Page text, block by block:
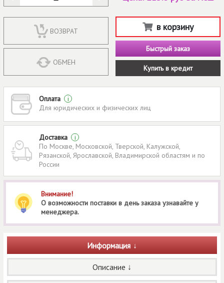
ВОЗВРАТ
ОБМЕН
в корзину
Быстрый заказ
Купить в кредит
Оплата
i
Для юридических и физических лиц
Доставка
i
По Москве, Московской, Тверской, Калужской,
Рязанской, Ярославской, Владимирской областям и по
России
Внимание!
О возможности поставки в день заказа узнавайте у
менеджера.
Информация
Описание